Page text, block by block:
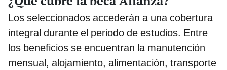
Los seleccionados accederán a una cobertura
integral durante el periodo de estudios. Entre
los beneficios se encuentran la manutención
mensual, alojamiento, alimentación, transporte